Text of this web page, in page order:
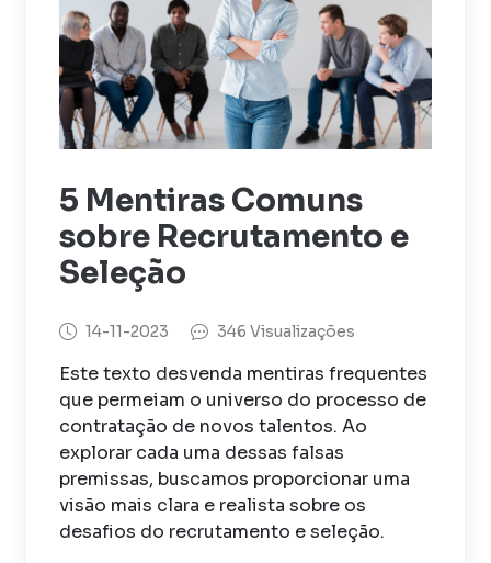
5 Mentiras Comuns
sobre Recrutamento e
Seleção
14-11-2023 346 Visualizações
Este texto desvenda mentiras frequentes
que permeiam o universo do processo de
contratação de novos talentos. Ao
explorar cada uma dessas falsas
premissas, buscamos proporcionar uma
visão mais clara e realista sobre os
desafios do recrutamento e seleção.